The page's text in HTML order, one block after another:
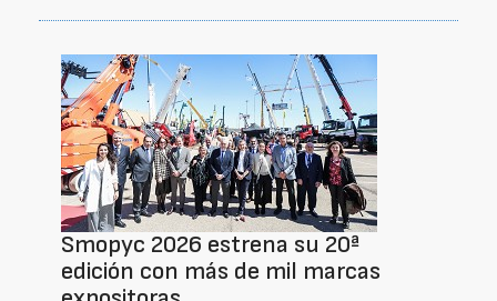
Smopyc 2026 estrena su 20ª
edición con más de mil marcas